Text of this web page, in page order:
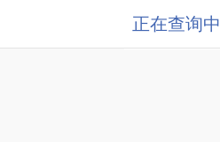
正在查询中